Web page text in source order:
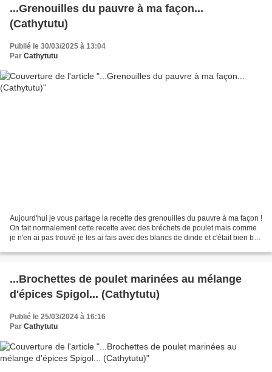
...Grenouilles du pauvre à ma façon...
(Cathytutu)
Publié le 30/03/2025 à 13:04
Par Cathytutu
Aujourd'hui je vous partage la recette des grenouilles du pauvre à ma façon !
On fait normalement cette recette avec des bréchets de poulet mais comme
je n'en ai pas trouvé je les ai fais avec des blancs de dinde et c'était bien bon
...Brochettes de poulet marinées au mélange
d'épices Spigol... (Cathytutu)
Publié le 25/03/2024 à 16:16
Par Cathytutu